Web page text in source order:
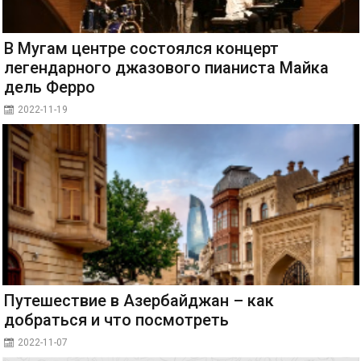
В Мугам центре состоялся концерт
легендарного джазового пианиста Майка
дель Ферро
2022-11-19
Путешествие в Азербайджан – как
добраться и что посмотреть
2022-11-07